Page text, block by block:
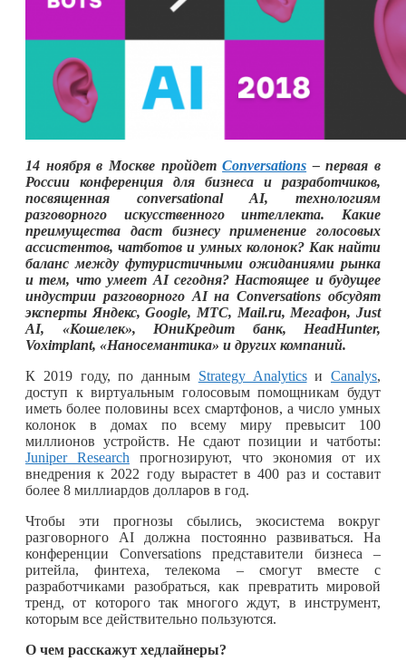
14 ноября в Москве пройдетConversations – первая в
России конференция для бизнеса и разработчиков,
посвященная conversational AI, технологиям
разговорного искусственного интеллекта. Какие
преимущества даст бизнесу применение голосовых
ассистентов, чатботов и умных колонок? Как найти
баланс между футуристичными ожиданиями рынка
и тем, что умеет AI сегодня? Настоящее и будущее
индустрии разговорного AI на Conversations обсудят
эксперты Яндекс, Google, МТС, Mail.ru, Мегафон, Just
AI, «Кошелек», ЮниКредит банк, HeadHunter,
Voximplant, «Наносемантика» и других компаний.
К 2019 году, по данным Strategy Analyticsи Canalys,
доступ к виртуальным голосовым помощникам будут
иметь более половины всех смартфонов, а число умных
колонок в домах по всему миру превысит 100
миллионов устройств. Не сдают позиции и чатботы:
Juniper Research прогнозируют, что экономия от их
внедрения к 2022 году вырастет в 400 раз и составит
более 8 миллиардов долларов в год.
Чтобы эти прогнозы сбылись, экосистема вокруг
разговорного AI должна постоянно развиваться. На
конференции Conversations представители бизнеса –
ритейла, финтеха, телекома – смогут вместе с
разработчиками разобраться, как превратить мировой
тренд, от которого так многого ждут, в инструмент,
которым все действительно пользуются.
О чем расскажут хедлайнеры?